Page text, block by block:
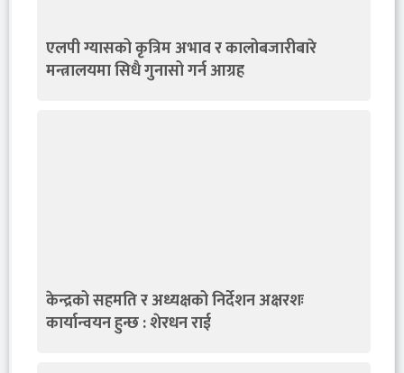
एलपी ग्यासको कृत्रिम अभाव र कालोबजारीबारे
मन्त्रालयमा सिधै गुनासो गर्न आग्रह
केन्द्रको सहमति र अध्यक्षको निर्देशन अक्षरशः
कार्यान्वयन हुन्छ : शेरधन राई